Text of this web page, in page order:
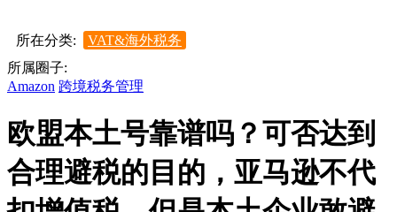
所在分类:
VAT&海外税务
所属圈子:
Amazon 跨境税务管理
欧盟本土号靠谱吗？可否达到
合理避税的目的，亚马逊不代